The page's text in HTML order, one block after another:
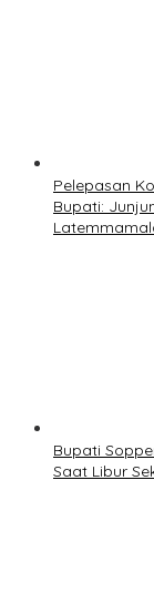
Pelepasan
Bupati:
Bupati
Saat Libur